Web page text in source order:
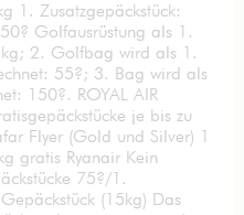
1. Zusatzgepäckstück:
Golfausrüstung als 1.
2. Golfbag wird als 1.
55?; 3. Bag wird als
150?. ROYAL AIR
je bis zu
Flyer (Gold und Silver) 1
gratis Ryanair Kein
75?/1.
(15kg) Das